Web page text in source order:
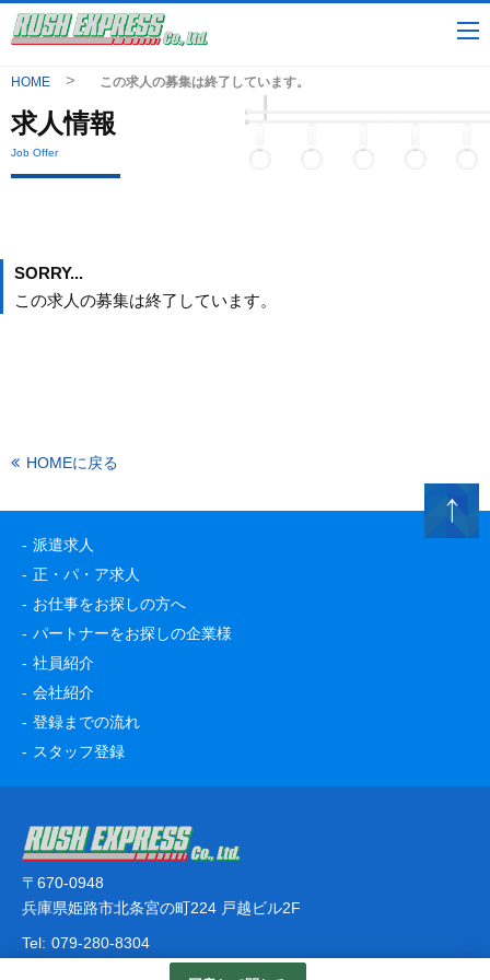
HOME この求人の募集は終了しています。
求人情報
Job Offer
SORRY...
この求人の募集は終了しています。
HOMEに戻る
派遣求人
正・パ・ア求人
お仕事をお探しの方へ
パートナーをお探しの企業様
社員紹介
会社紹介
登録までの流れ
スタッフ登録
〒670-0948
兵庫県姫路市北条宮の町224 戸越ビル2F
Tel: 079-280-8304